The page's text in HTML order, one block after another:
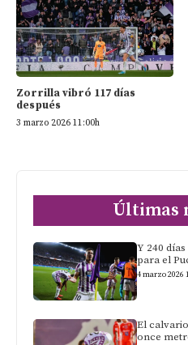
Zorrilla vibró 117 días
después
3 marzo 2026 11:00h
Últimas
Y 240
para el
4 marzo 2026
El
once